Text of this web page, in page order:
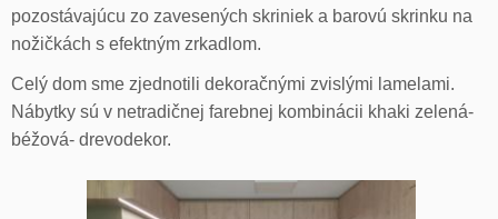
pozostávajúcu zo zavesených skriniek a barovú skrinku na
nožičkách s efektným zrkadlom.
Celý dom sme zjednotili dekoračnými zvislými lamelami.
Nábytky sú v netradičnej farebnej kombinácii khaki zelená-
béžová- drevodekor.